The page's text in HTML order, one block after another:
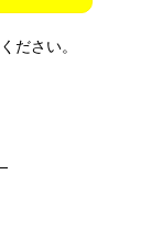
ださい。